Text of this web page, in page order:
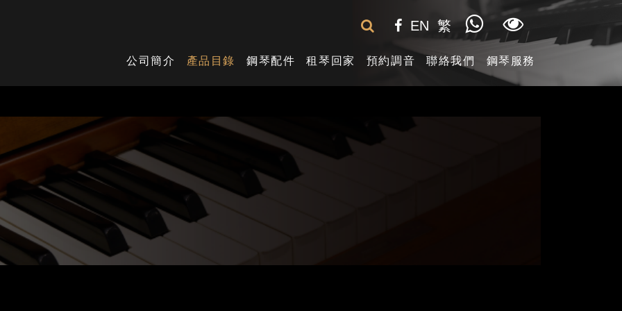
EN 繁
公司簡介 產品目錄 鋼琴配件 租琴回家 預約調音 聯絡我們 鋼琴服務